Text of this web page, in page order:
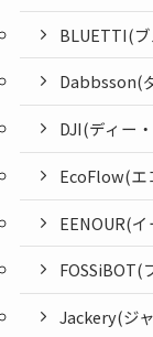
BLUETTI(
Dabbsson(
DJI(ディー
EcoFlow(エ
EENOUR(
FOSSiBOT(
Jackery(ジ